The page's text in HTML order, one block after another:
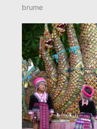
brume